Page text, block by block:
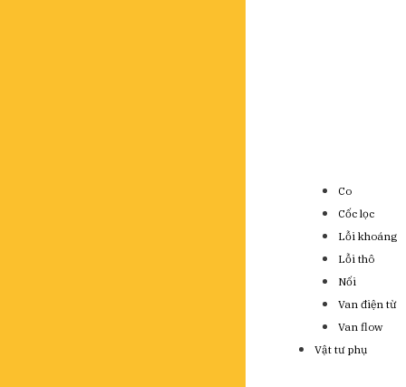
Co
Cốc lọc
Lỗi khoáng
Lỗi thô
Nối
Van điện từ
Van flow
Vật tư phụ